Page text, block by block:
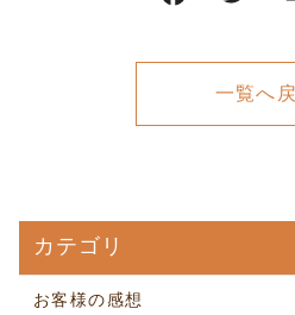
一覧へ
カテゴリ
お客様の感想